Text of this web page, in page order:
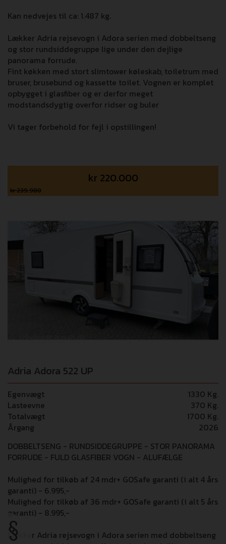
Kan nedvejes til ca: 1.487 kg.
Lækker Adria rejsevogn i Adora serien med dobbeltseng
og stor rundsiddegruppe lige under den dejlige
panorama forrude.
Fint køkken med stort slimtower køleskab, toiletrum med
bruser, brusebund og kassette toilet. Vognen er komplet
opbygget i glasfiber og er derfor meget
modstandsdygtig overfor ridser og buler
Vi tager forbehold for fejl i opstillingen!
kr 220.000
kr 239.980
Adria Adora 522 UP
Egenvægt
1330 Kg.
Lasteevne
370 Kg.
Totalvægt
1700 Kg.
Årgang
2026
DOBBELTSENG - RUNDSIDDEGRUPPE - STOR PANORAMA
FORRUDE - FULD GLASFIBER VOGN - ALUFÆLGE
Mulighed for tilkøb af 24 mdr+ GOSafe garanti (i alt 4 års
garanti) - 6.995,-
Mulighed for tilkøb af 36 mdr+ GOSafe garanti (i alt 5 års
garanti) - 8.995,-
Lækker Adria rejsevogn i Adora serien med dobbeltseng